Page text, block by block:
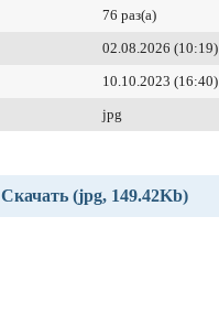
76 раз(а)
02.08.2026 (10:19)
10.10.2023 (16:40)
jpg
Скачать (jpg, 149.42Kb)